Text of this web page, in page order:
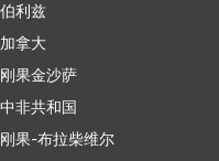
伯利兹
加拿大
刚果金沙萨
中非共和国
刚果-布拉柴维尔